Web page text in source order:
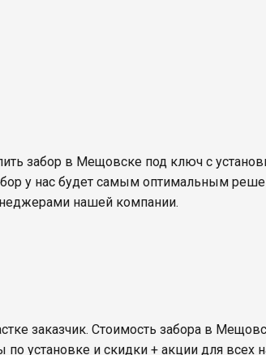
забор в Мещовске под ключ с
у нас будет самым оптимальным
нашей компании.
заказчик. Стоимость забора в
установке и скидки + акции для всех